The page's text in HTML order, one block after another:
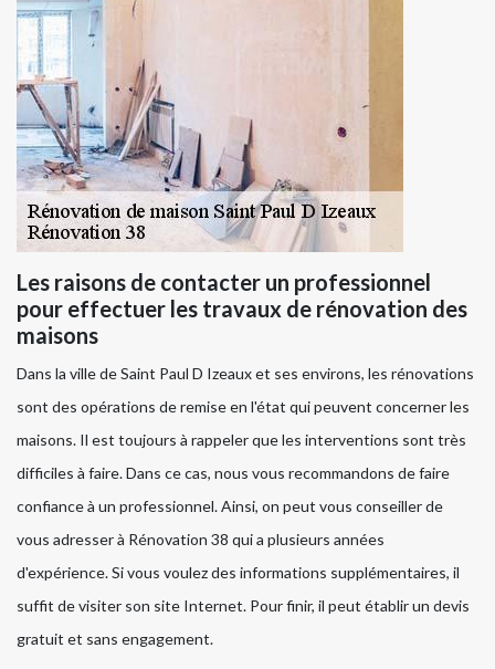
Les raisons de contacter un professionnel
pour effectuer les travaux de rénovation des
maisons
Dans la ville de Saint Paul D Izeaux et ses environs, les rénovations
sont des opérations de remise en l'état qui peuvent concerner les
maisons. Il est toujours à rappeler que les interventions sont très
difficiles à faire. Dans ce cas, nous vous recommandons de faire
confiance à un professionnel. Ainsi, on peut vous conseiller de
vous adresser à Rénovation 38 qui a plusieurs années
d'expérience. Si vous voulez des informations supplémentaires, il
suffit de visiter son site Internet. Pour finir, il peut établir un devis
gratuit et sans engagement.